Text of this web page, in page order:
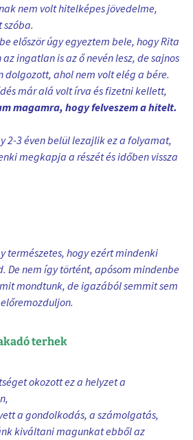
nem volt hitelképes jövedelme,
szóba.
először úgy egyeztem bele, hogy Rita
ingatlan is az ő nevén lesz, de sajnos
dolgozott, ahol nem volt elég a bére.
már alá volt írva és fizetni kellett,
magamra, hogy felveszem a hitelt.
2-3 éven belül lezajlik ez a folyamat,
megkapja a részét és időben vissza
természetes, hogy ezért mindenki
De nem így történt, apósom mindenbe
mondtunk, de igazából semmit sem
terhek
okozott ez a helyzet a
a gondolkodás, a számolgatás,
kiváltani magunkat ebből az